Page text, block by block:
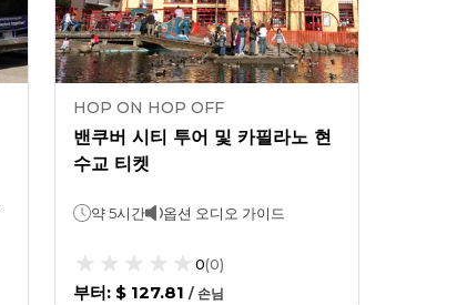
HOP ON HOP OFF
밴쿠버 시티 투어 및 카필라노 현
수교 티켓
약 5시간 옵션 오디오 가이드
0(0)
부터: $ 127.81 / 손님